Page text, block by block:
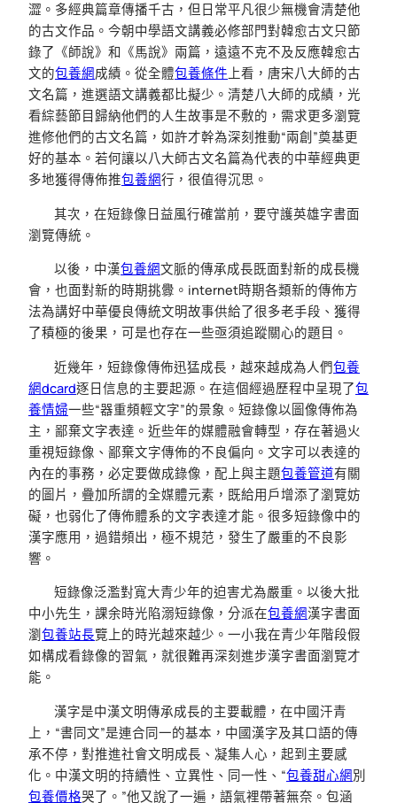
澀。多經典篇章傳播千古，但日常平凡很少無機會清楚他
的古文作品。今朝中學語文講義必修部門對韓愈古文只節
錄了《師說》和《馬說》兩篇，遠遠不克不及反應韓愈古
文的包養網成績。從全體包養條件 上看，唐宋八大師的古
文名篇，進選語文講義都比擬少。清楚八大師的成績，光
看綜藝節目歸納他們的人生故事是不敷的，需求更多瀏覽
進修他們的古文名篇，如許才幹為深刻推動“兩創”奠基更
好的基本。若何讓以八大師古文名篇為代表的中華經典更
多地獲得傳佈推包養網行，很值得沉思。
其次，在短錄像日益風行確當前，要守護英雄字書面
瀏覽傳統。
以後，中漢包養網文脈的傳承成長既面對新的成長機
會，也面對新的時期挑釁。internet時期各類新的傳佈方
法為講好中華優良傳統文明故事供給了很多老手段、獲得
了積極的後果，可是也存在一些亟須追蹤關心的題目。
近幾年，短錄像傳佈迅猛成長，越來越成為人們包養
網dcard逐日信息的主要起源。在這個經過歷程中呈現了包
養情婦一些“器重頻輕文字”的景象。短錄像以圖像傳佈為
主，鄙棄文字表達。近些年的媒體融會轉型，存在著過火
重視短錄像、鄙棄文字傳佈的不良偏向。文字可以表達的
內在的事務，必定要做成錄像，配上與主題包養管道有關
的圖片，疊加所謂的全媒體元素，既給用戶增添了瀏覽妨
礙，也弱化了傳佈體系的文字表達才能。很多短錄像中的
漢字應用，過錯頻出，極不規范，發生了嚴重的不良影
響。
短錄像泛濫對寬大青少年的迫害尤為嚴重。以後大批
中小先生，課余時光陷溺短錄像，分派在包養網漢字書面
瀏包養站長覽上的時光越來越少。一小我在青少年階段假
如構成看錄像的習氣，就很難再深刻進步漢字書面瀏覽才
能。
漢字是中漢文明傳承成長的主要載體，在中國汗青
上，“書同文”是連合同一的基本，中國漢字及其口語的傳
承不停，對推進社會文明成長、凝集人心，起到主要感
化。中漢文明的持續性、立異性、同一性、“包養甜心網別
包養價格哭了。”他又說了一遍，語氣裡帶著無奈。包涵